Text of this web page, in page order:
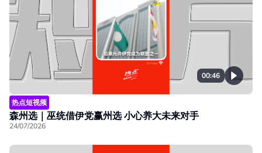
00:46
热点短视频
森州选｜巫统借伊党赢州选 小心养大未来对手
24/07/2026